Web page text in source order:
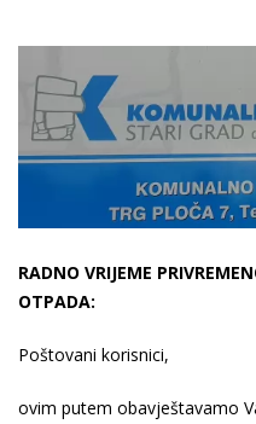
RADNO VRIJEME
OTPADA:
Poštovani korisnici,
ovim putem obavještavamo